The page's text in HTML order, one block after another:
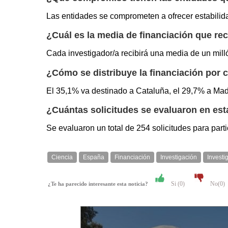
Las entidades se comprometen a ofrecer
¿Cuál es la media de financiación que
Cada investigador/a recibirá una media de un
¿Cómo se distribuye la financiación por
El 35,1% va destinado a Cataluña, el 29,7% a
¿Cuántas solicitudes se evaluaron en
Se evaluaron un total de 254 solicitudes para
Ciencia España Financiación Investigación
¿Te ha parecido interesante esta noticia? Si (0) No(0)